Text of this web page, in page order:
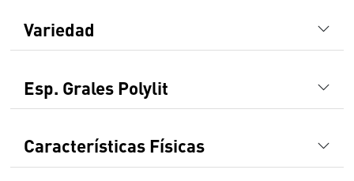
Variedad
Esp. Grales Polylit
Características Físicas